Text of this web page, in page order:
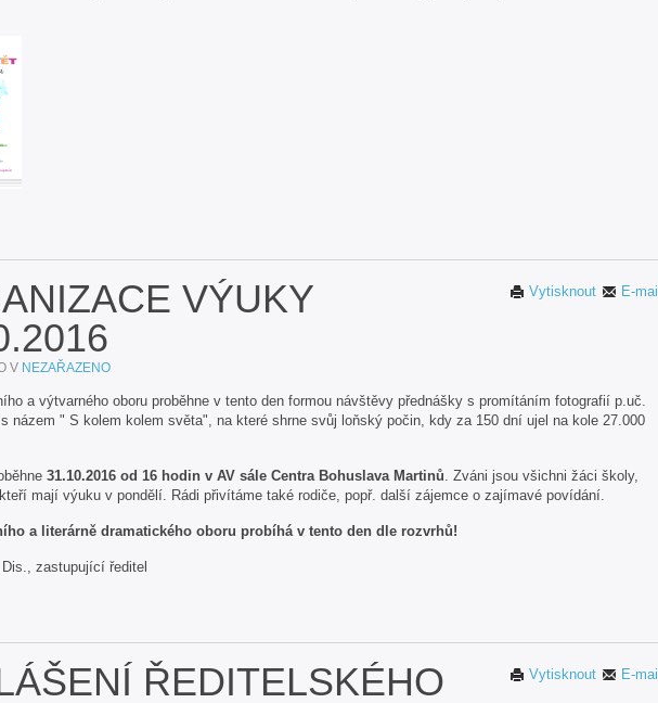
E-mail
Vytisknout
VÝUKY
V NEZAŘAZENO
a výtvarného oboru proběhne v tento den formou návštěvy přednášky s promítáním fotografií p.uč.
názem " S kolem kolem světa", na které shrne svůj loňský počin, kdy za 150 dní ujel na kole 27.000
31.10.2016 od 16 hodin v AV sále Centra Bohuslava Martinů. Zváni jsou všichni žáci školy,
mají výuku v pondělí. Rádi přivítáme také rodiče, popř. další zájemce o zajímavé povídání.
a literárně dramatického oboru probíhá v tento den dle rozvrhů!
zastupující ředitel
E-mail
Vytisknout
ŘEDITELSKÉHO